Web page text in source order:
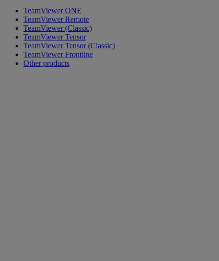
TeamViewer ONE
TeamViewer Remote
TeamViewer (Classic)
TeamViewer Tensor
TeamViewer Tensor (Classic)
TeamViewer Frontline
Other products